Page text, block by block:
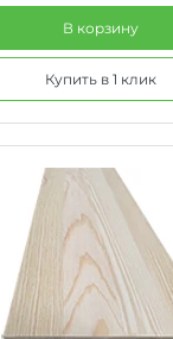
В корзину
Купить в 1 клик